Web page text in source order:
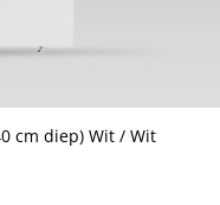
cm diep) Wit / Wit